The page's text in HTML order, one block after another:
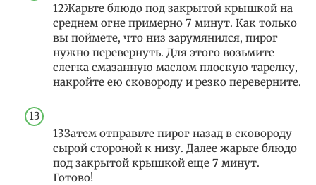
12Жарьте блюдо под закрытой крышкой на
среднем огне примерно 7 минут. Как только
вы поймете, что низ зарумянился, пирог
нужно перевернуть. Для этого возьмите
слегка смазанную маслом плоскую тарелку,
накройте ею сковороду и резко переверните.
13Затем отправьте пирог назад в сковороду
сырой стороной к низу. Далее жарьте блюдо
под закрытой крышкой еще 7 минут.
Готово!